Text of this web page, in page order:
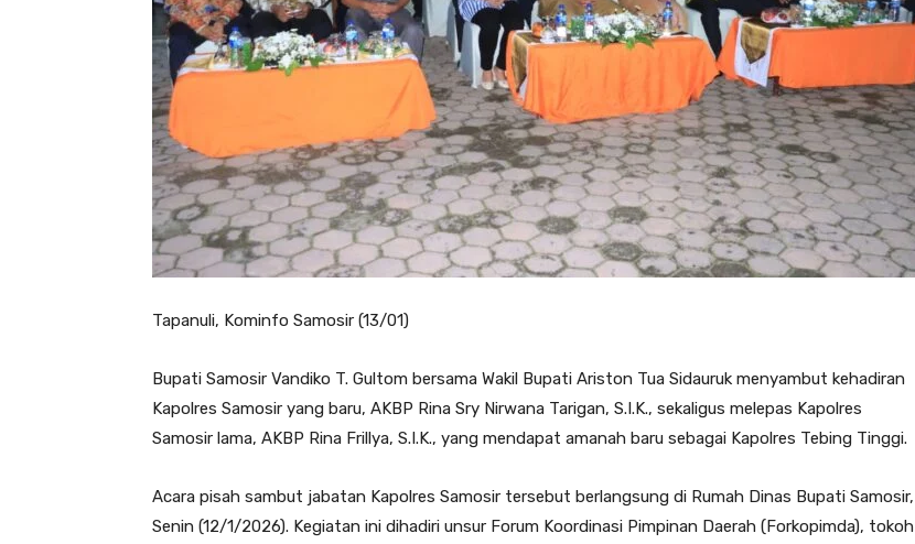
Tapanuli, Kominfo Samosir (13/01)
Bupati Samosir Vandiko T. Gultom bersama Wakil Bupati Ariston Tua Sidauruk menyambut kehadiran
Kapolres Samosir yang baru, AKBP Rina Sry Nirwana Tarigan, S.I.K., sekaligus melepas Kapolres
Samosir lama, AKBP Rina Frillya, S.I.K., yang mendapat amanah baru sebagai Kapolres Tebing Tinggi.
Acara pisah sambut jabatan Kapolres Samosir tersebut berlangsung di Rumah Dinas Bupati Samosir,
Senin (12/1/2026). Kegiatan ini dihadiri unsur Forum Koordinasi Pimpinan Daerah (Forkopimda), tokoh